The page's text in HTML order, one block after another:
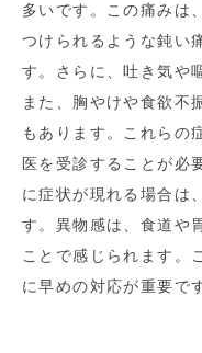
多いです。この痛みは
つけられるような鈍い
す。さらに、吐き気や
また、胸やけや食欲不
もあります。これらの
医を受診することが必
に症状が現れる場合は
す。異物感は、食道や
ことで感じられます。
に早めの対応が重要で